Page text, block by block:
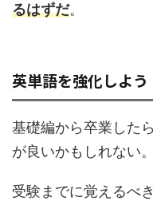
るはずだ。
英単語を強化しよう
基礎編から卒業した
が良いかもしれない。
受験までに覚えるべ